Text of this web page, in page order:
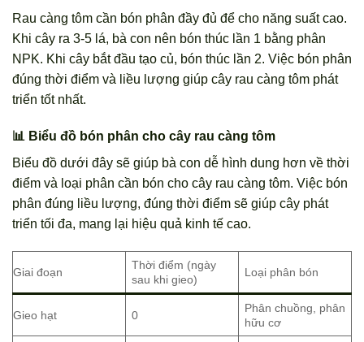
Rau càng tôm cần bón phân đầy đủ để cho năng suất cao.
Khi cây ra 3-5 lá, bà con nên bón thúc lần 1 bằng phân
NPK. Khi cây bắt đầu tạo củ, bón thúc lần 2. Việc bón phân
đúng thời điểm và liều lượng giúp cây rau càng tôm phát
triển tốt nhất.
📊 Biểu đồ bón phân cho cây rau càng tôm
Biểu đồ dưới đây sẽ giúp bà con dễ hình dung hơn về thời
điểm và loại phân cần bón cho cây rau càng tôm. Việc bón
phân đúng liều lượng, đúng thời điểm sẽ giúp cây phát
triển tối đa, mang lại hiệu quả kinh tế cao.
Giai đoạn
Thời điểm (ngày
sau khi gieo)
Loại phân bón
Gieo hạt 0
Phân chuồng, phân
hữu cơ